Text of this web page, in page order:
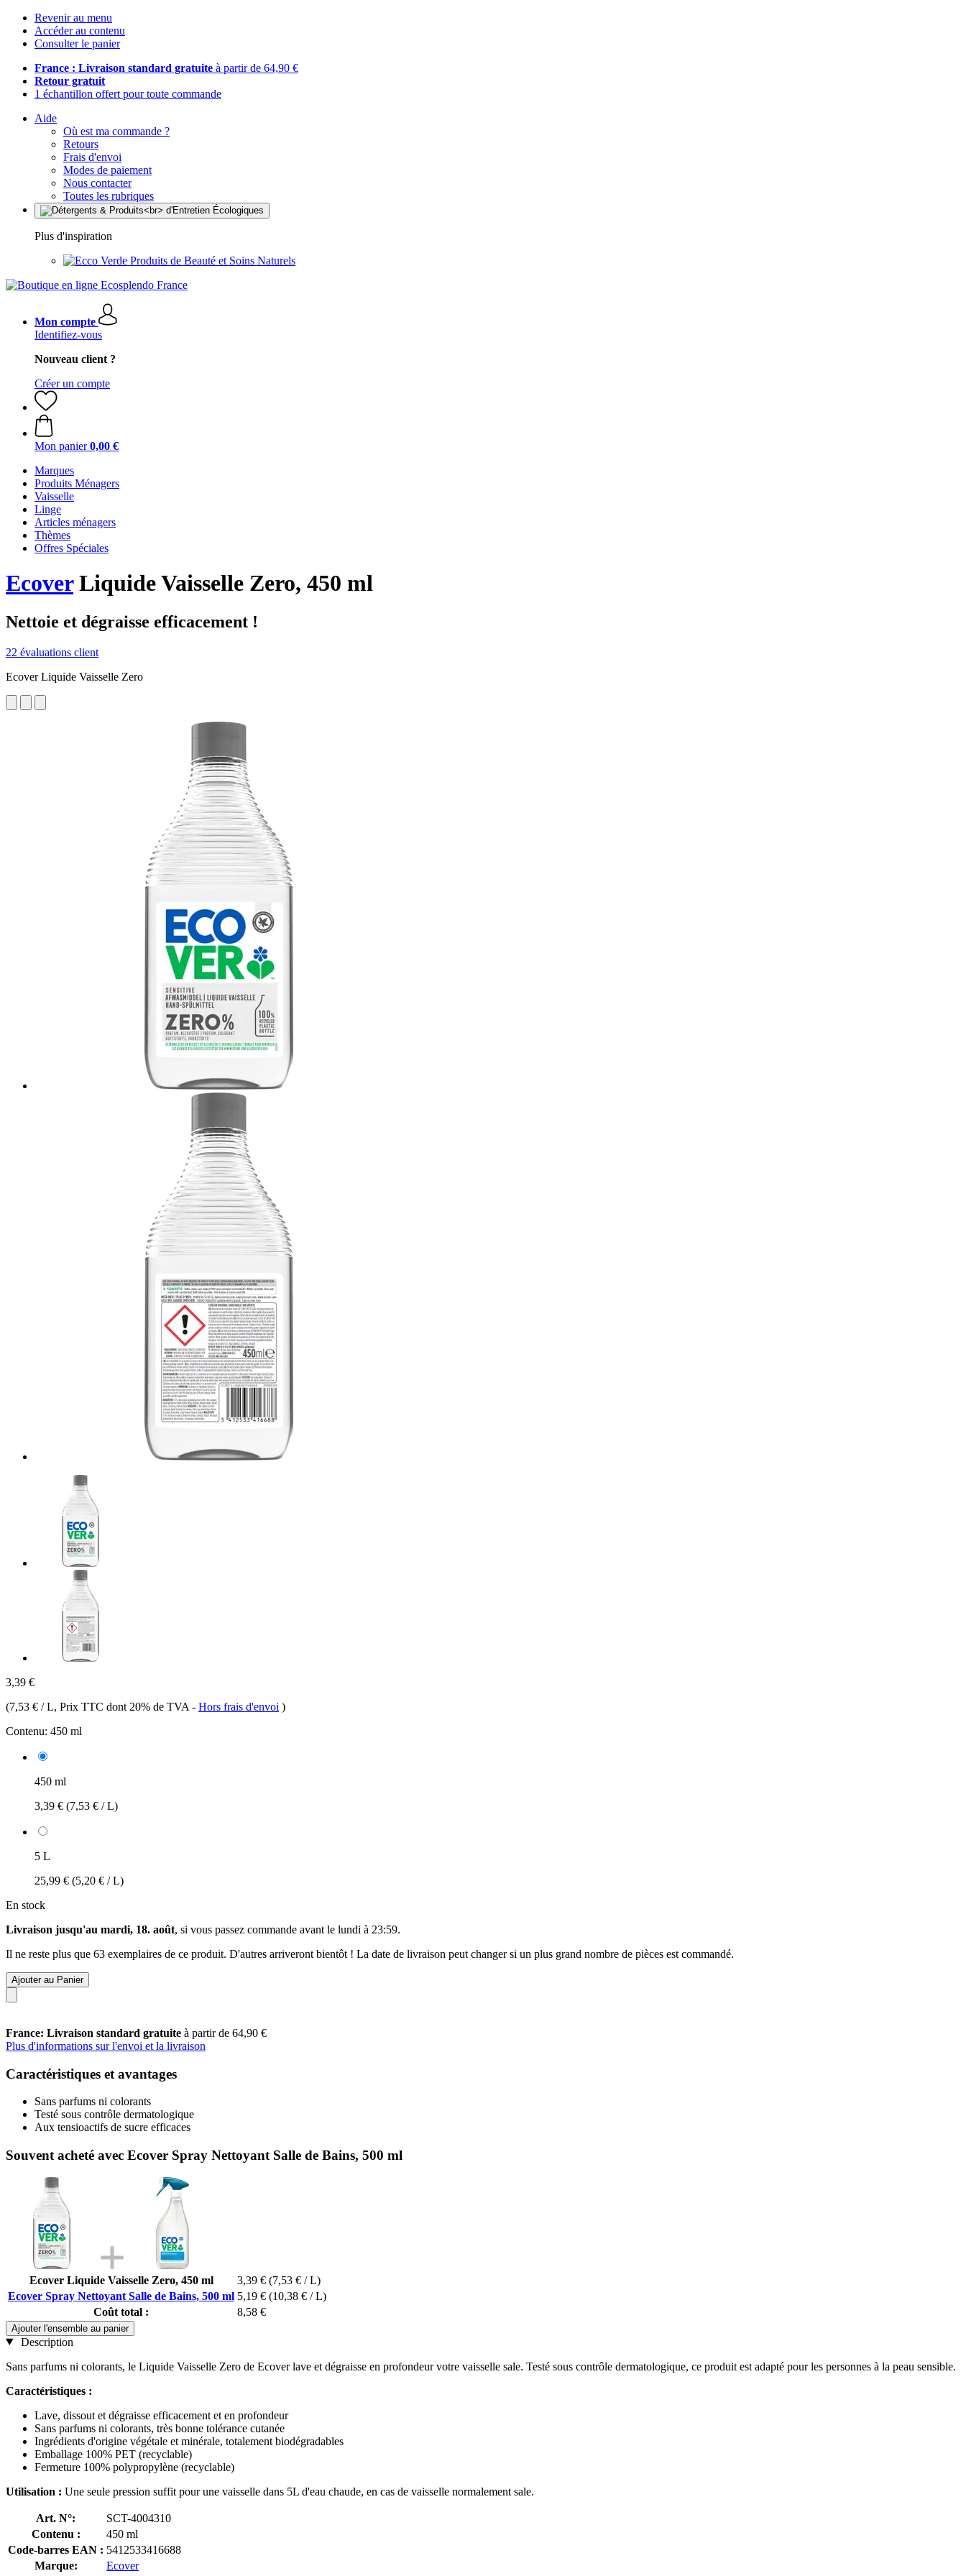
Revenir au menu
Accéder au contenu
Consulter le panier
France : Livraison standard gratuite à partir de 64,90 €
Retour gratuit
1 échantillon offert pour toute commande
Aide
Où est ma commande ?
Retours
Frais d'envoi
Modes de paiement
Nous contacter
Toutes les rubriques
Plus d'inspiration
Produits de Beauté et Soins Naturels
Mon compte
Identifiez-vous
Nouveau client ?
Créer un compte
Mon panier 0,00 €
Marques
Produits Ménagers
Vaisselle
Linge
Articles ménagers
Thèmes
Offres Spéciales
EcoverLiquide Vaisselle Zero, 450 ml
Nettoie et dégraisse efficacement !
22 évaluations client
Ecover Liquide Vaisselle Zero
3,39 €
(7,53 € / L, Prix TTC dont 20% de TVA - Hors frais d'envoi )
Contenu: 450 ml
450 ml
3,39 € (7,53 € / L)
5 L
25,99 € (5,20 € / L)
En stock
Livraison jusqu'au mardi, 18. août, si vous passez commande avant le lundi à 23:59.
Il ne reste plus que 63 exemplaires de ce produit. D'autres arriveront bientôt ! La date de livraison peut changer si un plus grand nombre de pièces est commandé.
Ajouter au Panier
France: Livraison standard gratuite à partir de 64,90 €
Plus d'informations sur l'envoi et la livraison
Caractéristiques et avantages
Sans parfums ni colorants
Testé sous contrôle dermatologique
Aux tensioactifs de sucre efficaces
Souvent acheté avec Ecover Spray Nettoyant Salle de Bains, 500 ml
Ecover Liquide Vaisselle Zero, 450 ml 3,39 € (7,53 € / L)
Ecover Spray Nettoyant Salle de Bains, 500 ml 5,19 € (10,38 € / L)
Coût total :
8,58 €
Ajouter l'ensemble au panier
Description
Sans parfums ni colorants, le Liquide Vaisselle Zero de Ecover lave et dégraisse en profondeur votre vaisselle sale. Testé sous contrôle dermatologique, ce produit est adapté pour les personnes à la peau sensible.
Caractéristiques :
Lave, dissout et dégraisse efficacement et en profondeur
Sans parfums ni colorants, très bonne tolérance cutanée
Ingrédients d'origine végétale et minérale, totalement biodégradables
Emballage 100% PET (recyclable)
Fermeture 100% polypropylène (recyclable)
Utilisation : Une seule pression suffit pour une vaisselle dans 5L d'eau chaude, en cas de vaisselle normalement sale.
Art. N°:
SCT-4004310
Contenu :
450 ml
Code-barres EAN : 5412533416688
Marque:
Ecover